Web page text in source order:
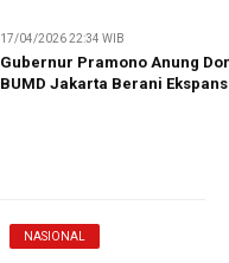
17/04/2026 22:34 WIB
Gubernur Pramono Anung
BUMD Jakarta Berani
NASIONAL